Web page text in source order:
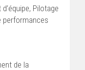
Pilotage
performances
de la